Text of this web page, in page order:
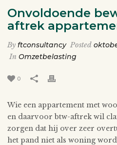
Onvoldoende
aftrek
By ftconsultancy Posted
In Omzetbelasting
0
Wie een appartement met
en daarvoor btw-aftrek wil
zorgen dat hij over zeer
het pand niet als woning